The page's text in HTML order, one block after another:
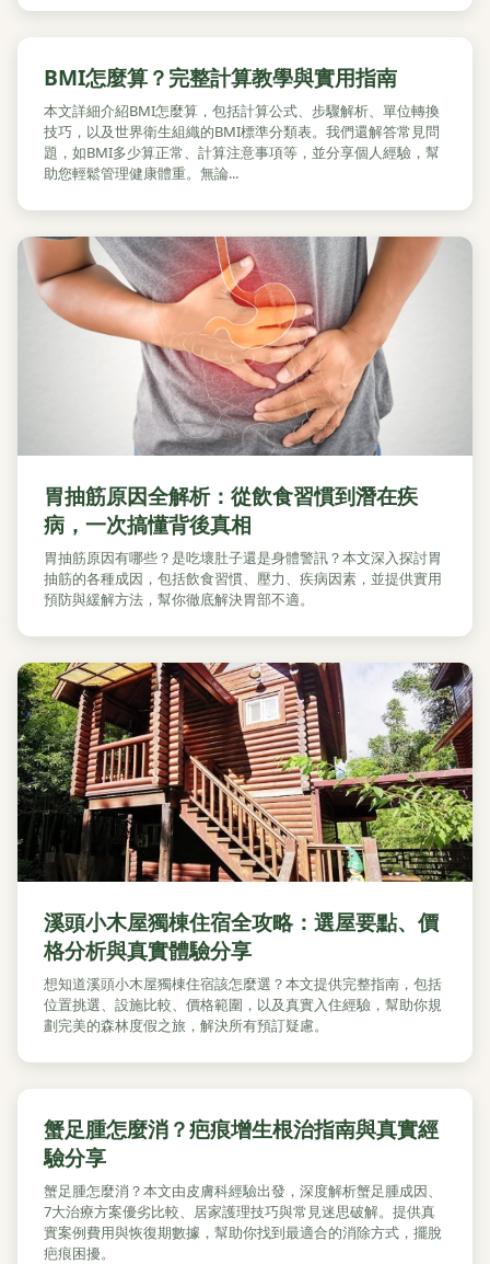
BMI怎麼算？完整計算教學與實用指南
本文詳細介紹BMI怎麼算，包括計算公式、步驟解析、單位轉換
技巧，以及世界衛生組織的BMI標準分類表。我們還解答常見問
題，如BMI多少算正常、計算注意事項等，並分享個人經驗，幫
助您輕鬆管理健康體重。無論...
胃抽筋原因全解析：從飲食習慣到潛在疾
病，一次搞懂背後真相
胃抽筋原因有哪些？是吃壞肚子還是身體警訊？本文深入探討胃
抽筋的各種成因，包括飲食習慣、壓力、疾病因素，並提供實用
預防與緩解方法，幫你徹底解決胃部不適。
溪頭小木屋獨棟住宿全攻略：選屋要點、價
格分析與真實體驗分享
想知道溪頭小木屋獨棟住宿該怎麼選？本文提供完整指南，包括
位置挑選、設施比較、價格範圍，以及真實入住經驗，幫助你規
劃完美的森林度假之旅，解決所有預訂疑慮。
蟹足腫怎麼消？疤痕增生根治指南與真實經
驗分享
蟹足腫怎麼消？本文由皮膚科經驗出發，深度解析蟹足腫成因、
7大治療方案優劣比較、居家護理技巧與常見迷思破解。提供真
實案例費用與恢復期數據，幫助你找到最適合的消除方式，擺脫
疤痕困擾。